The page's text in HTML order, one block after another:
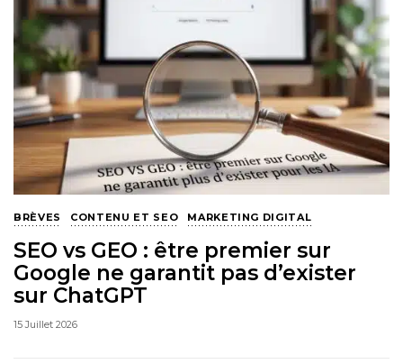
BRÈVES CONTENU ET SEO MARKETING DIGITAL
SEO vs GEO : être premier sur
Google ne garantit pas d’exister
sur ChatGPT
15 Juillet 2026